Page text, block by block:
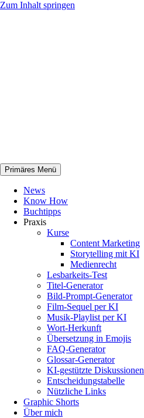
Zum Inhalt springen
netknowhow
Primäres Menü
News
Know How
Buchtipps
Praxis
Kurse
Content Marketing
Storytelling mit KI
Medienrecht
Lesbarkeits-Test
Titel-Generator
Bild-Prompt-Generator
Film-Sequel per KI
Musik-Playlist per KI
Wort-Herkunft
Übersetzung in Emojis
FAQ-Generator
Glossar-Generator
KI-gestützte Diskussionen
Entscheidungstabelle
Nützliche Links
Graphic Shorts
Über mich